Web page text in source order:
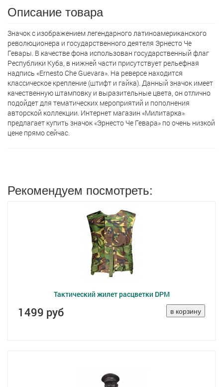
Описание товара
Значок с изображением легендарного латиноамериканского
революционера и государственного деятеля Эрнесто Че
Гевары. В качестве фона использован государственный флаг
Республики Куба, в нижней части присутствует рельефная
надпись «Ernesto Che Guevara». На реверсе находится
классическое крепление (штифт и гайка). Данный значок имеет
качественную штамповку и выразительные цвета, он отлично
подойдет для тематических мероприятий и пополнения
авторской коллекции. Интернет магазин «Милитарка»
предлагает кyпить значок «Эрнесто Че Гевара» по очень низкой
цене прямо сейчас.
Рекомендуем посмотреть:
Тактический жилет расцветки DPM
1499 руб